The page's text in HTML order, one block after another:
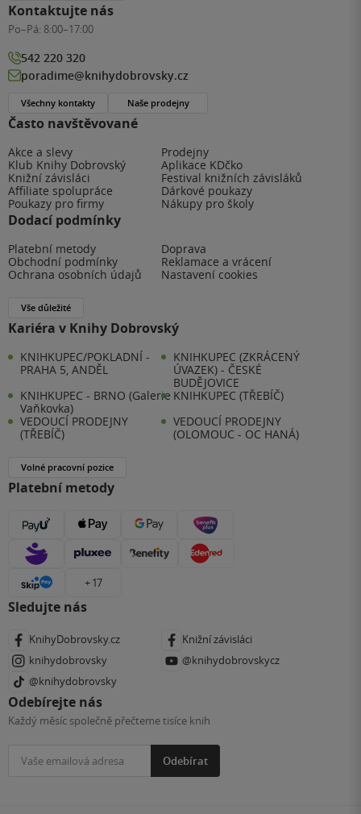
Často navštěvované
Akce a slevy
Prodejny
Klub Knihy Dobrovský
Aplikace KDčko
Knižní závisláci
Festival knižních závisláků
Affiliate spolupráce
Dárkové poukazy
Poukazy pro firmy
Nákupy pro školy
Dodací podmínky
Platební metody
Doprava
Obchodní podmínky
Reklamace a vrácení
Ochrana osobních údajů
Nastavení cookies
Vše důležité
Kariéra v Knihy Dobrovský
KNIHKUPEC/POKLADNÍ -
PRAHA 5, ANDĚL
KNIHKUPEC (ZKRÁCENÝ
ÚVAZEK) - ČESKÉ
BUDĚJOVICE
KNIHKUPEC - BRNO (Galerie
Vaňkovka)
KNIHKUPEC (TŘEBÍČ)
VEDOUCÍ PRODEJNY
(TŘEBÍČ)
VEDOUCÍ PRODEJNY
(OLOMOUC - OC HANÁ)
Volné pracovní pozice
Platební metody
+ 17
Sledujte nás
KnihyDobrovsky.cz
Knižní závisláci
knihydobrovsky
@knihydobrovskycz
@knihydobrovsky
Odebírejte nás
Každý měsíc společně přečteme tisíce knih
Odebírat
Kontaktujte nás
Po–Pá: 8:00–17:00
542 220 320
poradime@knihydobrovsky.cz
Všechny kontakty Naše prodejny